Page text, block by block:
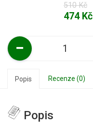
510 Kč
474 Kč
Popis Recenze (0)
Popis